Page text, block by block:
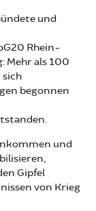
und
Rhein-
Mehr als 100
begonnen
und
Gipfel
von Krieg